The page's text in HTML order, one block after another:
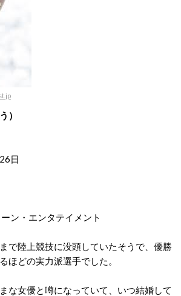
）
日
ン・エンタテイメント
で陸上競技に没頭していたそうで、優勝
ほどの実力派選手でした。
な女優と噂になっていて、いつ結婚して